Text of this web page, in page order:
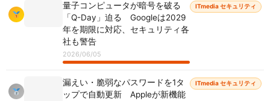
量子コンピュータが暗号を破る
「Q-Day」迫る Googleは2029
年を期限に対応、セキュリティ各
社も警告
2026/06/05
ITmedia セキュリティ
漏えい・脆弱なパスワードを1タ
ップで自動更新 Appleが新機能
ITmedia セキュリティ